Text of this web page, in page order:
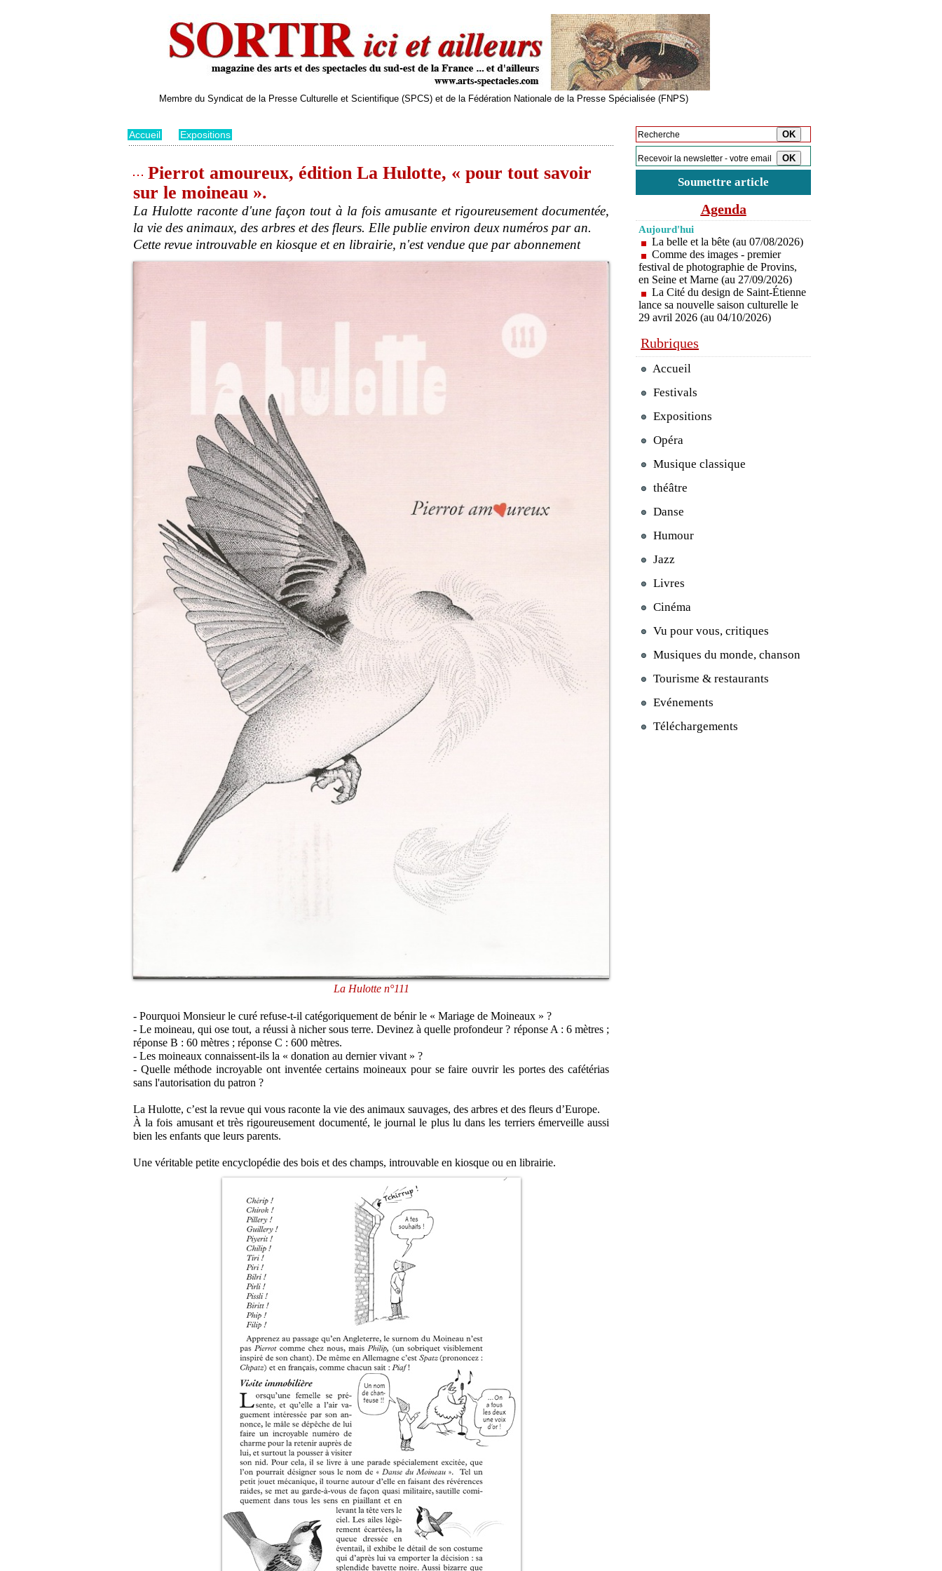
Membre du Syndicat de la Presse Culturelle et Scientifique (SPCS) et de la Fédération Nationale de la Presse Spécialisée (FNPS)
Accueil Expositions
Pierrot amoureux, édition La Hulotte, « pour tout savoir
sur le moineau ».
La Hulotte raconte d'une façon tout à la fois amusante et rigoureusement documentée,
la vie des animaux, des arbres et des fleurs. Elle publie environ deux numéros par an.
Cette revue introuvable en kiosque et en librairie, n'est vendue que par abonnement
La Hulotte n°111
- Pourquoi Monsieur le curé refuse-t-il catégoriquement de bénir le « Mariage de Moineaux » ?
- Le moineau, qui ose tout, a réussi à nicher sous terre. Devinez à quelle profondeur ? réponse A : 6 mètres ;
réponse B : 60 mètres ; réponse C : 600 mètres.
- Les moineaux connaissent-ils la « donation au dernier vivant » ?
- Quelle méthode incroyable ont inventée certains moineaux pour se faire ouvrir les portes des cafétérias
sans l'autorisation du patron ?
La Hulotte, c’est la revue qui vous raconte la vie des animaux sauvages, des arbres et des fleurs d’Europe.
À la fois amusant et très rigoureusement documenté, le journal le plus lu dans les terriers émerveille aussi
bien les enfants que leurs parents.
Une véritable petite encyclopédie des bois et des champs, introuvable en kiosque ou en librairie.
Soumettre article
Agenda
Aujourd'hui
La belle et la bête (au 07/08/2026)
Comme des images - premier
festival de photographie de Provins,
en Seine et Marne (au 27/09/2026)
La Cité du design de Saint-Étienne
lance sa nouvelle saison culturelle le
29 avril 2026 (au 04/10/2026)
Rubriques
Accueil
Festivals
Expositions
Opéra
Musique classique
théâtre
Danse
Humour
Jazz
Livres
Cinéma
Vu pour vous, critiques
Musiques du monde, chanson
Tourisme & restaurants
Evénements
Téléchargements